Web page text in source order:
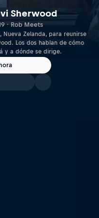
Sherwood
· Rob Meets
Nueva Zelanda, para reunirse
Los dos hablan de cómo
y a dónde se dirige.